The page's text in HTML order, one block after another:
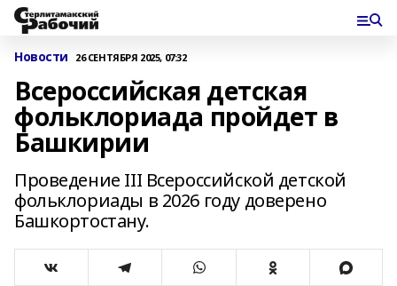
Новости 26 СЕНТЯБРЯ 2025, 07:32
Всероссийская детская
фольклориада пройдет в
Башкирии
Проведение III Всероссийской детской
фольклориады в 2026 году доверено
Башкортостану.